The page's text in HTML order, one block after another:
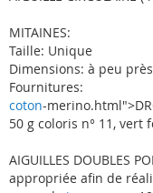
MITAINES:
Taille: Unique
Dimensions: à peu
Fournitures:
coton-
50 g coloris n° 11, vert
AIGUILLES DOUBLES
appropriée afin de